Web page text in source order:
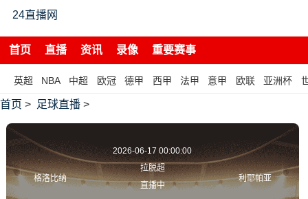
24直播网
首页 直播 资讯 录像 重要赛事
英超 NBA 中超 欧冠 德甲 西甲 法甲 意甲 欧联 亚洲杯
首页 > 足球直播 >
格洛比纳
2026-06-17 00:00:00
拉脱超
直播中
利耶帕亚